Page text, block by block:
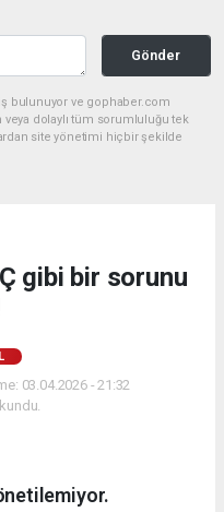
Gönder
bulunuyor ve gophaber.com
veya dolaylı tüm sorumluluğu tek
site yönetimi hiçbir şekilde
gibi bir sorunu
03.04.2026 - 21:32